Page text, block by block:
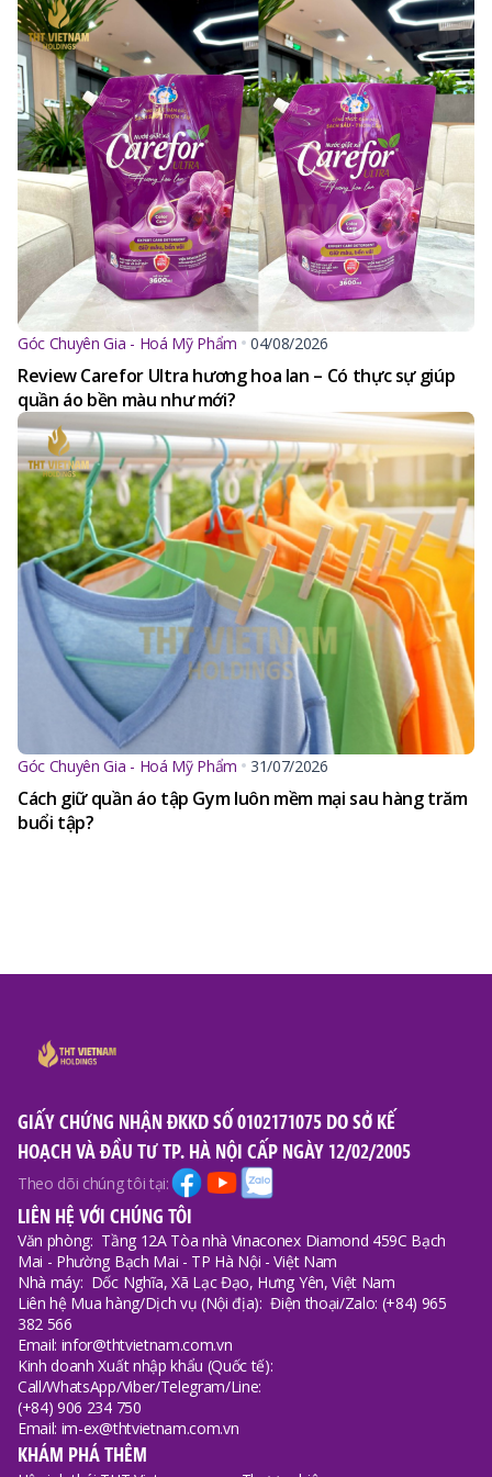
Góc Chuyên Gia - Hoá Mỹ Phẩm 04/08/2026
Review Carefor Ultra hương hoa lan – Có thực sự giúp
quần áo bền màu như mới?
Góc Chuyên Gia - Hoá Mỹ Phẩm 31/07/2026
Cách giữ quần áo tập Gym luôn mềm mại sau hàng trăm
buổi tập?
GIẤY CHỨNG NHẬN ĐKKD SỐ 0102171075 DO SỞ KẾ
HOẠCH VÀ ĐẦU TƯ TP. HÀ NỘI CẤP NGÀY 12/02/2005
Theo dõi chúng tôi tại:
LIÊN HỆ VỚI CHÚNG TÔI
Văn phòng: Tầng 12A Tòa nhà Vinaconex Diamond 459C Bạch
Mai - Phường Bạch Mai - TP Hà Nội - Việt Nam
Nhà máy: Dốc Nghĩa, Xã Lạc Đạo, Hưng Yên, Việt Nam
Liên hệ Mua hàng/Dịch vụ (Nội địa): Điện thoại/Zalo: (+84) 965
382 566
Email: infor@thtvietnam.com.vn
Kinh doanh Xuất nhập khẩu (Quốc tế):
Call/WhatsApp/Viber/Telegram/Line:
(+84) 906 234 750
Email: im-ex@thtvietnam.com.vn
KHÁM PHÁ THÊM